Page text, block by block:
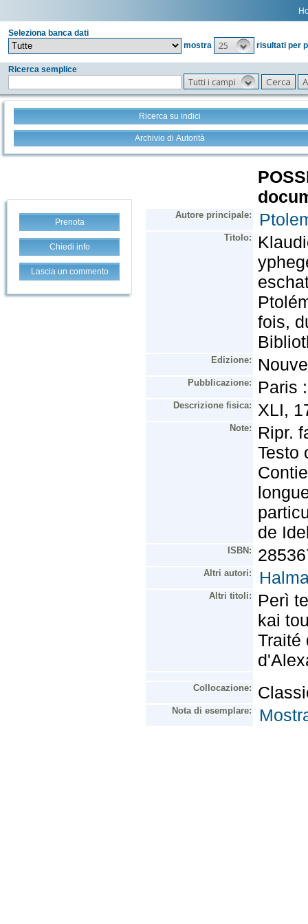
Seleziona banca dati
mostra
25 risultati per
Ricerca semplice
Tutti i campi
Ricerca su indici
Archivio di Autorità
Prenota
Chiedi info
Lascia un commento